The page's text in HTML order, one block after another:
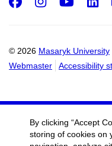
© 2026 Masaryk University
Webmaster
Accessibility
By clicking “Accept
storing of cookies on